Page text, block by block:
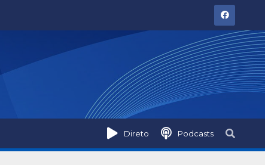
Direto Podcasts